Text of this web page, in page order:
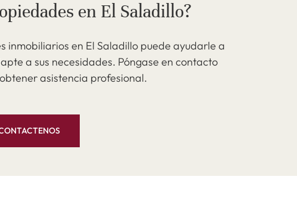
en El Saladillo?
inmobiliarios en El Saladillo puede ayudarle a
a sus necesidades. Póngase en contacto
asistencia profesional.